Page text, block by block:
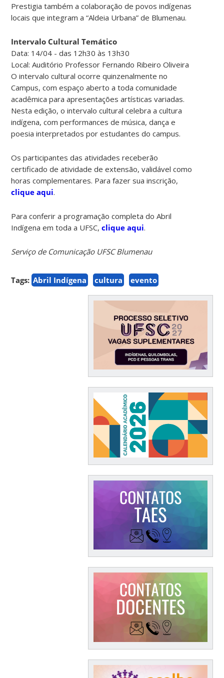
Prestigia também a colaboração de povos indígenas
locais que integram a “Aldeia Urbana” de Blumenau.
Intervalo Cultural Temático
Data: 14/04 - das 12h30 às 13h30
Local: Auditório Professor Fernando Ribeiro Oliveira
O intervalo cultural ocorre quinzenalmente no
Campus, com espaço aberto a toda comunidade
acadêmica para apresentações artísticas variadas.
Nesta edição, o intervalo cultural celebra a cultura
indígena, com performances de música, dança e
poesia interpretados por estudantes do campus.
Os participantes das atividades receberão
certificado de atividade de extensão, validável como
horas complementares. Para fazer sua inscrição,
clique aqui.
Para conferir a programação completa do Abril
Indígena em toda a UFSC,clique aqui.
Serviço de Comunicação UFSC Blumenau
Tags: Abril Indígena cultura evento